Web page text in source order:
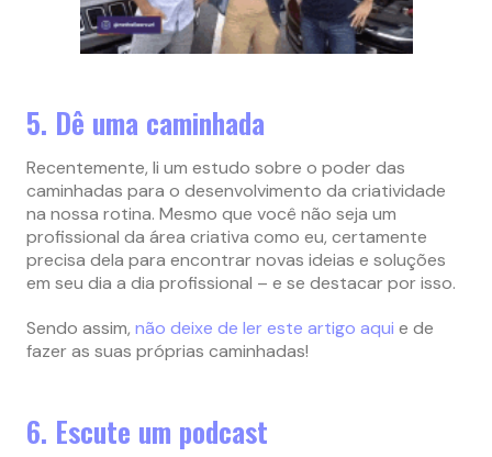
5. Dê uma caminhada
Recentemente, li um estudo sobre o poder das
caminhadas para o desenvolvimento da criatividade
na nossa rotina. Mesmo que você não seja um
profissional da área criativa como eu, certamente
precisa dela para encontrar novas ideias e soluções
em seu dia a dia profissional – e se destacar por isso.
Sendo assim, não deixe de ler este artigo aqui e de
fazer as suas próprias caminhadas!
6. Escute um podcast